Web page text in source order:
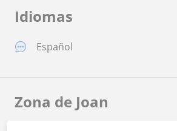
Idiomas
Español
Zona de Joan